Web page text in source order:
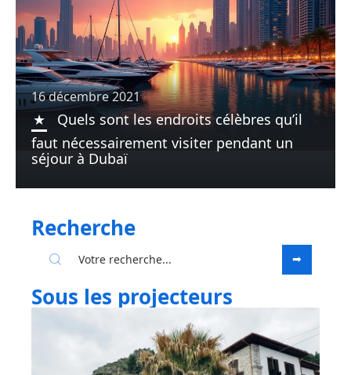
16 décembre 2021
Quels sont les endroits célèbres qu’il
faut nécessairement visiter pendant un
séjour à Dubaï
Recherche
Sous les projecteurs